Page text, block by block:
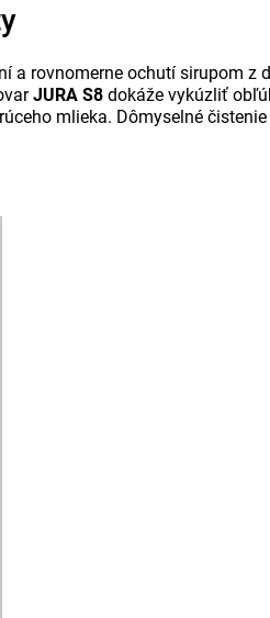
a rovnomerne ochutí sirupom
JURA S8 dokáže vykúzliť
mlieka. Dômyselné